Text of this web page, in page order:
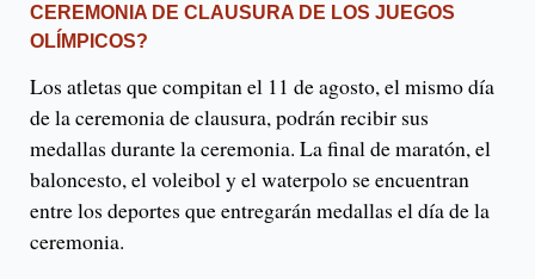
CEREMONIA DE CLAUSURA DE LOS JUEGOS
OLÍMPICOS?
Los atletas que compitan el 11 de agosto, el mismo día
de la ceremonia de clausura, podrán recibir sus
medallas durante la ceremonia. La final de maratón, el
baloncesto, el voleibol y el waterpolo se encuentran
entre los deportes que entregarán medallas el día de la
ceremonia.